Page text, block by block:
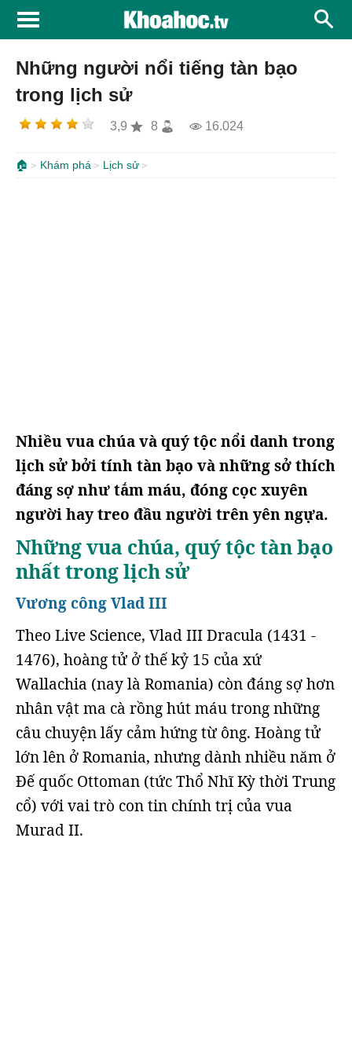
Những người nổi tiếng tàn bạo
trong lịch sử
3,9 8 16.024
🏠 Khám phá Lịch sử
Nhiều vua chúa và quý tộc nổi danh trong
lịch sử bởi tính tàn bạo và những sở thích
đáng sợ như tắm máu, đóng cọc xuyên
người hay treo đầu người trên yên ngựa.
Những vua chúa, quý tộc tàn bạo
nhất trong lịch sử
Vương công Vlad III
Theo Live Science, Vlad III Dracula (1431 -
1476), hoàng tử ở thế kỷ 15 của xứ
Wallachia (nay là Romania) còn đáng sợ hơn
nhân vật ma cà rồng hút máu trong những
câu chuyện lấy cảm hứng từ ông. Hoàng tử
lớn lên ở Romania, nhưng dành nhiều năm ở
Đế quốc Ottoman (tức Thổ Nhĩ Kỳ thời Trung
cổ) với vai trò con tin chính trị của vua
Murad II.